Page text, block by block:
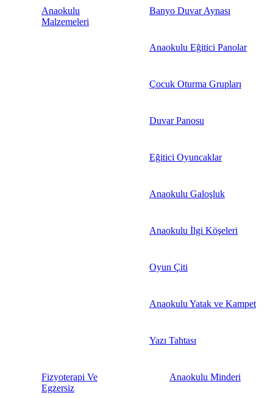
Anaokulu
Malzemeleri
Banyo Duvar Aynası
Anaokulu Eğitici Panolar
Çocuk Oturma Grupları
Duvar Panosu
Eğitici Oyuncaklar
Anaokulu Galoşluk
Anaokulu İlgi Köşeleri
Oyun Çiti
Anaokulu Yatak ve Kampet
Yazı Tahtası
Fizyoterapi Ve
Egzersiz
Anaokulu Minderi